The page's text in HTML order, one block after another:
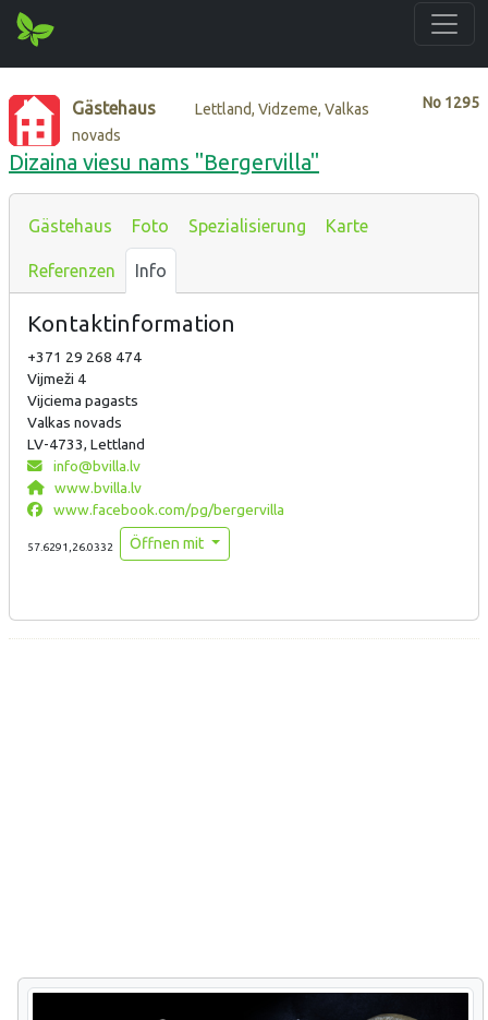
No 1295
Gästehaus
Lettland, Vidzeme, Valkas
novads
Dizaina viesu nams "Bergervilla"
Gästehaus Foto Spezialisierung Karte
Referenzen Info
Kontaktinformation
+371 29 268 474
Vijmeži 4
Vijciema pagasts
Valkas novads
LV-4733, Lettland
info@bvilla.lv
www.bvilla.lv
www.facebook.com/pg/bergervilla
57.6291,26.0332 Öffnen mit